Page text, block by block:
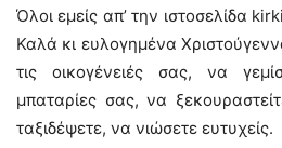
Όλοι εμείς απ’ την ιστοσελίδα
Καλά κι ευλογημένα
τις οικογένειές σας, να
μπαταρίες σας, να
ταξιδέψετε, να νιώσετε ευτυχείς.